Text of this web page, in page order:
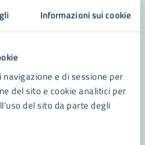
Informazioni sui cookie
e di sessione per
del sito e cookie analitici per
del sito da parte degli